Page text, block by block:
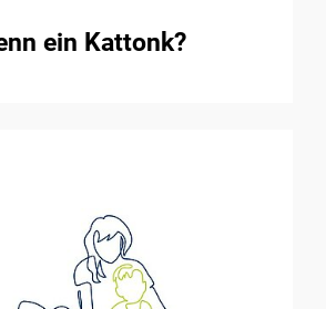
ein Kattonk?